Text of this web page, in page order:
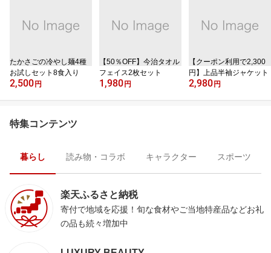
たかさごの冷やし麺4種
お試しセット8食入り
2,500 円
【50％OFF】今治タオル
フェイス2枚セット
1,980 円
【クーポン利用で2,300
円】上品半袖ジャケット
2,980 円
特集コンテンツ
暮らし 読み物・コラボ キャラクター スポーツ
楽天ふるさと納税
寄付で地域を応援！旬な食材やご当地特産品などお礼
の品も続々増加中